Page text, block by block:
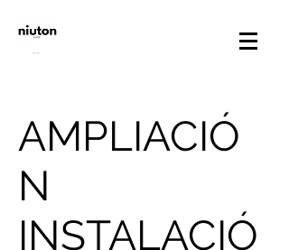
AMPLIACIÓ
N
INSTALACIÓ